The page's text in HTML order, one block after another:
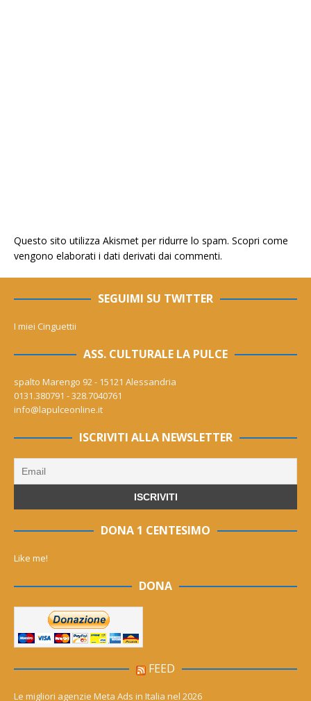
Questo sito utilizza Akismet per ridurre lo spam. Scopri come
vengono elaborati i dati derivati dai commenti.
SEGUIMI SU TWITTER
I miei Cinguettii
ASS. CULTURALE LA PULCE
spalto Marengo 92 - 15121 Alessandria
0131.380791 - 328.7040761
info@lapulceonline.it
ISCRIVITI ALLA NEWSLETTER
DONA 1 CENTESIMO
Like me!
DONA
FEED
Le migliori agenzie Meta Ads in Italia nel 2026